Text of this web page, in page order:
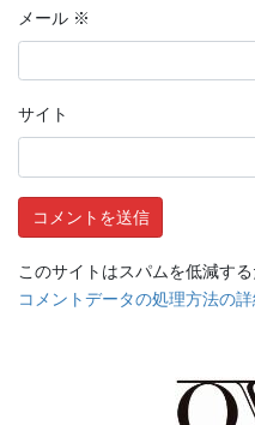
メール ※
サイト
このサイトはスパムを低減す
コメントデータの処理方法の